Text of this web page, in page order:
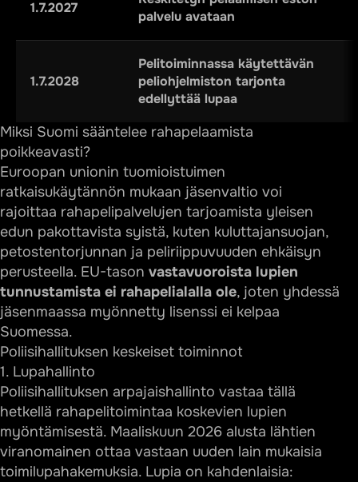
1.7.2027
palvelu avataan
1.7.2028
Pelitoiminnassa käytettävän
peliohjelmiston tarjonta
edellyttää lupaa
Miksi Suomi sääntelee rahapelaamista
poikkeavasti?
Euroopan unionin tuomioistuimen
ratkaisukäytännön mukaan jäsenvaltio voi
rajoittaa rahapelipalvelujen tarjoamista yleisen
edun pakottavista syistä, kuten kuluttajansuojan,
petostentorjunnan ja peliriippuvuuden ehkäisyn
perusteella. EU-tason vastavuoroista lupien
tunnustamista ei rahapelialalla ole, joten yhdessä
jäsenmaassa myönnetty lisenssi ei kelpaa
Suomessa.
Poliisihallituksen keskeiset toiminnot
1. Lupahallinto
Poliisihallituksen arpajaishallinto vastaa tällä
hetkellä rahapelitoimintaa koskevien lupien
myöntämisestä. Maaliskuun 2026 alusta lähtien
viranomainen ottaa vastaan uuden lain mukaisia
toimilupahakemuksia. Lupia on kahdenlaisia: